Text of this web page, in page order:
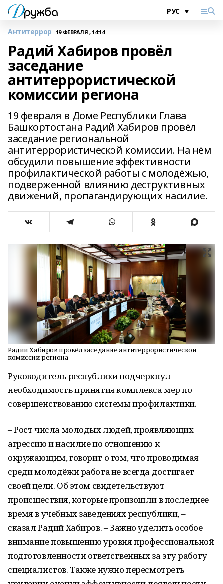
Антитеррор 19 ФЕВРАЛЯ , 14:14
Радий Хабиров провёл
заседание
антитеррористической
комиссии региона
19 февраля в Доме Республики Глава
Башкортостана Радий Хабиров провёл
заседание региональной
антитеррористической комиссии. На нём
обсудили повышение эффективности
профилактической работы с молодёжью,
подверженной влиянию деструктивных
движений, пропагандирующих насилие.
Радий Хабиров провёл заседание антитеррористической
комиссии региона
Руководитель республики подчеркнул
необходимость принятия комплекса мер по
совершенствованию системы профилактики.
– Рост числа молодых людей, проявляющих
агрессию и насилие по отношению к
окружающим, говорит о том, что проводимая
среди молодёжи работа не всегда достигает
своей цели. Об этом свидетельствуют
происшествия, которые произошли в последнее
время в учебных заведениях республики, –
сказал Радий Хабиров. – Важно уделить особое
внимание повышению уровня профессиональной
подготовленности ответственных за эту работу
специалистов. Также нужно пересмотреть